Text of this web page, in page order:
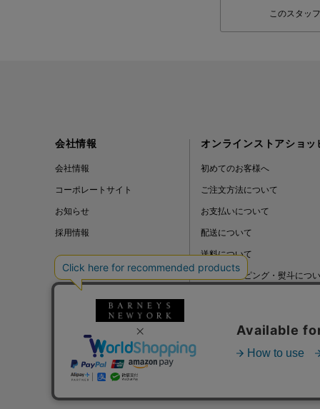
このスタッ
会社情報
会社情報
コーポレートサイト
お知らせ
採用情報
オンラインストアショッ
初めてのお客様へ
ご注文方法について
お支払いについて
配送について
送料について
ギフトラッピング・熨斗につ